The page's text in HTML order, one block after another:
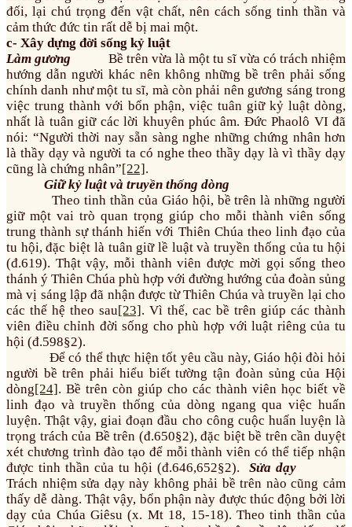
đối, lại chú trọng đến vật chất, nên cách sống tinh thần và
cảm thức đức tin rất dễ bị mai một.
c- Xây dựng đời sống kỷ luật
Làm gương Bề trên vừa là một tu sĩ vừa có trách nhiệm
hướng dẫn người khác nên không những bề trên phải sống
chính danh như một tu sĩ, mà còn phải nên gương sáng trong
việc trung thành với bổn phận, việc tuân giữ kỷ luật dòng,
nhất là tuân giữ các lời khuyên phúc âm. Đức Phaolô VI đã
nói: “Người thời nay sẵn sàng nghe những chứng nhân hơn
là thầy dạy và người ta có nghe theo thầy dạy là vì thầy dạy
cũng là chứng nhân”[22] .
Giữ kỷ luật và truyền thống dòng
Theo tinh thần của Giáo hội, bề trên là những người
giữ một vai trò quan trọng giúp cho mỗi thành viên sống
trung thành sự thánh hiến với Thiên Chúa theo linh đạo của
tu hội, đặc biệt là tuân giữ lề luật và truyền thống của tu hội
(đ.619). Thật vậy, mỗi thành viên được mời gọi sống theo
thánh ý Thiên Chúa phù hợp với đường hướng của đoàn sủng
mà vị sáng lập đã nhận được từ Thiên Chúa và truyền lại cho
các thế hệ theo sau[23] . Vì thế, cac bề trên giúp các thành
viên điều chỉnh đời sống cho phù hợp với luật riêng của tu
hội (đ.598§2).
Để có thể thực hiện tốt yêu cầu này, Giáo hội đòi hỏi
người bề trên phải hiểu biết tường tận đoàn sủng của Hội
dòng[24] . Bề trên còn giúp cho các thành viên học biết về
linh đạo và truyền thống của dòng ngang qua việc huấn
luyện. Thật vậy, giai đoạn đầu cho công cuộc huấn luyện là
trọng trách của Bề trên (đ.650§2), đặc biệt bề trên cần duyệt
xét chương trình đào tạo để mỗi thành viên có thể tiếp nhận
được tinh thần của tu hội (đ.646,652§2). Sửa dạy
Trách nhiệm sửa dạy này không phải bề trên nào cũng cảm
thấy dễ dàng. Thật vậy, bổn phận này được thúc động bởi lời
dạy của Chúa Giêsu (x. Mt 18, 15-18). Theo tinh thần của